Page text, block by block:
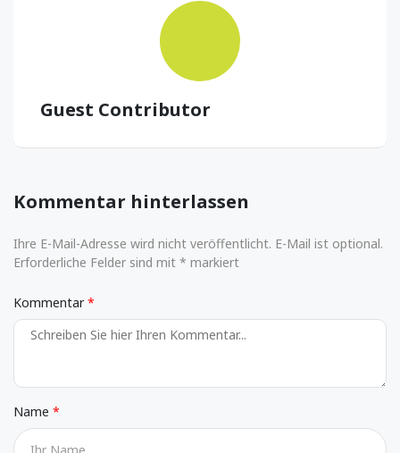
Guest Contributor
Kommentar hinterlassen
Ihre E-Mail-Adresse wird nicht veröffentlicht. E-Mail ist optional.
Erforderliche Felder sind mit * markiert
Kommentar
Name